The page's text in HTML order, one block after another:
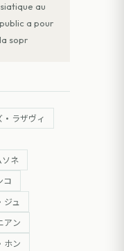
au
a pour
sopr
・ラザヴィ
ソネ
コ
ジュ
アン
ホン